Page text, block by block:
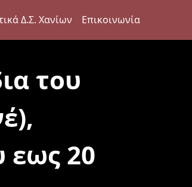
Δ.Σ. Χανίων Επικοινωνία
του
εως 20